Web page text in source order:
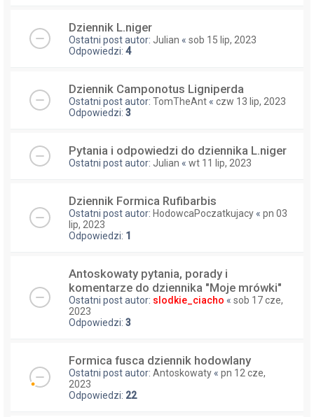
Dziennik L.niger
Ostatni post autor: Julian « sob 15 lip, 2023
Odpowiedzi: 4
Dziennik Camponotus Ligniperda
Ostatni post autor: TomTheAnt « czw 13 lip, 2023
Odpowiedzi: 3
Pytania i odpowiedzi do dziennika L.niger
Ostatni post autor: Julian « wt 11 lip, 2023
Dziennik Formica Rufibarbis
Ostatni post autor: HodowcaPoczatkujacy « pn 03
lip, 2023
Odpowiedzi: 1
Antoskowaty pytania, porady i
komentarze do dziennika "Moje mrówki"
Ostatni post autor: slodkie_ciacho « sob 17 cze,
2023
Odpowiedzi: 3
Formica fusca dziennik hodowlany
Ostatni post autor: Antoskowaty « pn 12 cze,
2023
Odpowiedzi: 22